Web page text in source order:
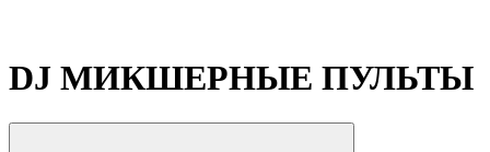
DJ МИКШЕРНЫЕ ПУЛЬТЫ